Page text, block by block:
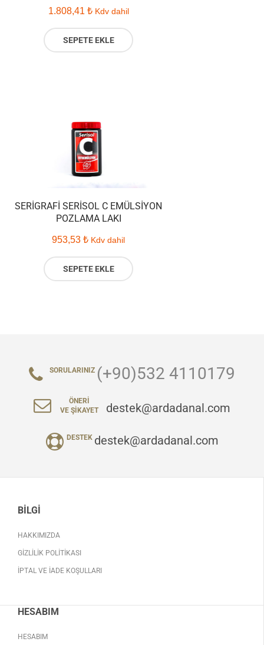
1.808,41 ₺ Kdv dahil
SEPETE EKLE
SERIGRAFI SERISOL C EMÜLSIYON
POZLAMA LAKI
953,53 ₺ Kdv dahil
SEPETE EKLE
SORULARINIZ (+90)532 4110179
ÖNERI
VE ŞIKAYET
destek@ardadanal.com
DESTEK destek@ardadanal.com
BILGI
HAKKIMIZDA
GIZLILIK POLITIKASI
İPTAL VE İADE KOŞULLARI
HESABIM
HESABIM